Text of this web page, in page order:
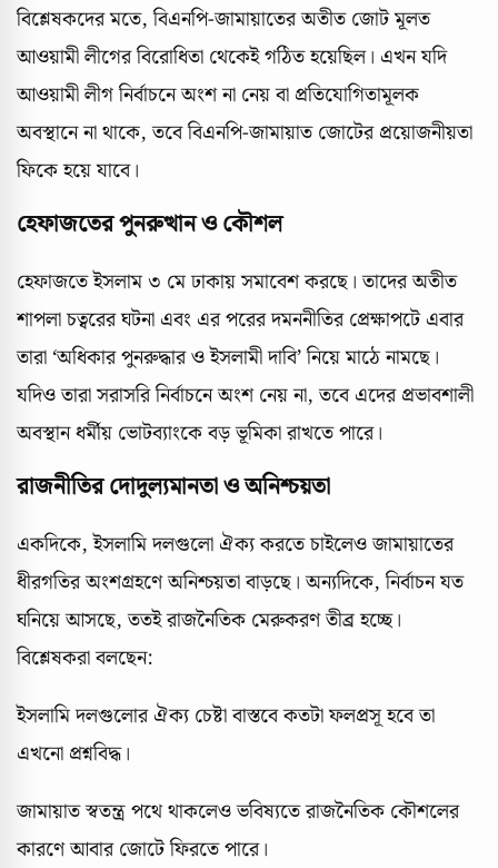
বিশ্লেষকদের মতে, বিএনপি-জামায়াতের অতীত জোট মূলত
আওয়ামী লীগের বিরোধিতা থেকেই গঠিত হয়েছিল। এখন যদি
আওয়ামী লীগ নির্বাচনে অংশ না নেয় বা প্রতিযোগিতামূলক
অবস্থানে না থাকে, তবে বিএনপি-জামায়াত জোটের প্রয়োজনীয়তা
ফিকে হয়ে যাবে।
হেফাজতের পুনরুত্থান ও কৌশল
হেফাজতে ইসলাম ৩ মে ঢাকায় সমাবেশ করছে। তাদের অতীত
শাপলা চত্বরের ঘটনা এবং এর পরের দমননীতির প্রেক্ষাপটে এবার
তারা ‘অধিকার পুনরুদ্ধার ও ইসলামী দাবি’ নিয়ে মাঠে নামছে।
যদিও তারা সরাসরি নির্বাচনে অংশ নেয় না, তবে এদের প্রভাবশালী
অবস্থান ধর্মীয় ভোটব্যাংকে বড় ভূমিকা রাখতে পারে।
রাজনীতির দোদুল্যমানতা ও অনিশ্চয়তা
একদিকে, ইসলামি দলগুলো ঐক্য করতে চাইলেও জামায়াতের
ধীরগতির অংশগ্রহণে অনিশ্চয়তা বাড়ছে। অন্যদিকে, নির্বাচন যত
ঘনিয়ে আসছে, ততই রাজনৈতিক মেরুকরণ তীব্র হচ্ছে।
বিশ্লেষকরা বলছেন:
ইসলামি দলগুলোর ঐক্য চেষ্টা বাস্তবে কতটা ফলপ্রসূ হবে তা
এখনো প্রশ্নবিদ্ধ।
জামায়াত স্বতন্ত্র পথে থাকলেও ভবিষ্যতে রাজনৈতিক কৌশলের
কারণে আবার জোটে ফিরতে পারে।